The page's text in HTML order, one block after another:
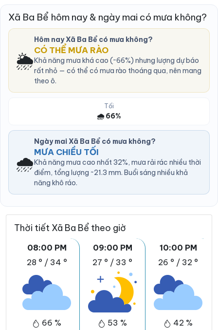
Xã Ba Bể hôm nay & ngày mai có mưa không?
🌦️
Hôm nay Xã Ba Bể có mưa không?
CÓ THỂ MƯA RÀO
Khả năng mưa khá cao (~66%) nhưng lượng dự báo
rất nhỏ — có thể có mưa rào thoáng qua, nên mang
theo ô.
Tối
🌧️ 66%
🌧️
Ngày mai Xã Ba Bể có mưa không?
MƯA CHIỀU TỐI
Khả năng mưa cao nhất 32%, mưa rải rác nhiều thời
điểm, tổng lượng ~21.3 mm. Buổi sáng nhiều khả
năng khô ráo.
Thời tiết Xã Ba Bể theo giờ
08:00 PM
28 ° / 34 °
66 %
09:00 PM
27 ° / 33 °
53 %
10:00 PM
26 ° / 32 °
42 %